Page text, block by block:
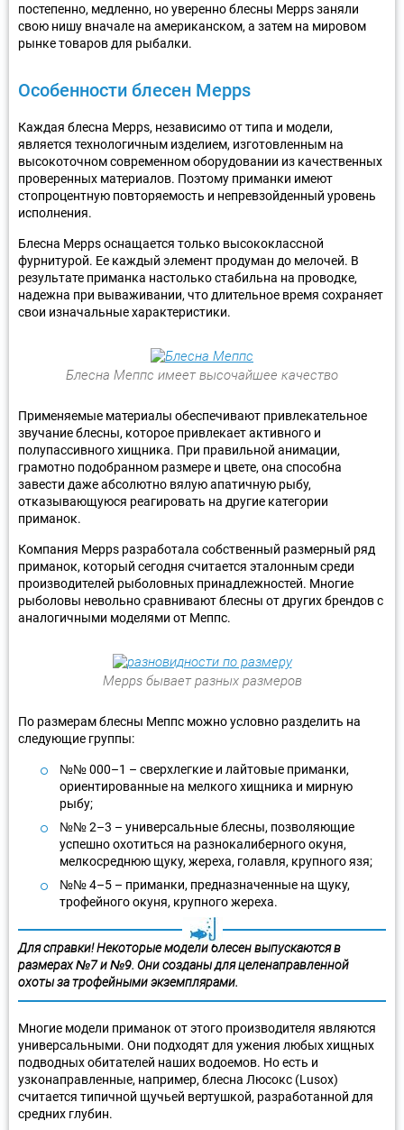
постепенно, медленно, но уверенно блесны Mepps заняли
свою нишу вначале на американском, а затем на мировом
рынке товаров для рыбалки.
Особенности блесен Mepps
Каждая блесна Mepps, независимо от типа и модели,
является технологичным изделием, изготовленным на
высокоточном современном оборудовании из качественных
проверенных материалов. Поэтому приманки имеют
стопроцентную повторяемость и непревзойденный уровень
исполнения.
Блесна Mepps оснащается только высококлассной
фурнитурой. Ее каждый элемент продуман до мелочей. В
результате приманка настолько стабильна на проводке,
надежна при вываживании, что длительное время сохраняет
свои изначальные характеристики.
Блесна Меппс имеет высочайшее качество
Применяемые материалы обеспечивают привлекательное
звучание блесны, которое привлекает активного и
полупассивного хищника. При правильной анимации,
грамотно подобранном размере и цвете, она способна
завести даже абсолютно вялую апатичную рыбу,
отказывающуюся реагировать на другие категории
приманок.
Компания Mepps разработала собственный размерный ряд
приманок, который сегодня считается эталонным среди
производителей рыболовных принадлежностей. Многие
рыболовы невольно сравнивают блесны от других брендов с
аналогичными моделями от Меппс.
Mepps бывает разных размеров
По размерам блесны Меппс можно условно разделить на
следующие группы:
№№ 000–1 – сверхлегкие и лайтовые приманки,
ориентированные на мелкого хищника и мирную
рыбу;
№№ 2–3 – универсальные блесны, позволяющие
успешно охотиться на разнокалиберного окуня,
мелкосреднюю щуку, жереха, голавля, крупного язя;
№№ 4–5 – приманки, предназначенные на щуку,
трофейного окуня, крупного жереха.
Для справки! Некоторые модели блесен выпускаются в
размерах №7 и №9. Они созданы для целенаправленной
охоты за трофейными экземплярами.
Многие модели приманок от этого производителя являются
универсальными. Они подходят для ужения любых хищных
подводных обитателей наших водоемов. Но есть и
узконаправленные, например, блесна Люсокс (Lusox)
считается типичной щучьей вертушкой, разработанной для
средних глубин.